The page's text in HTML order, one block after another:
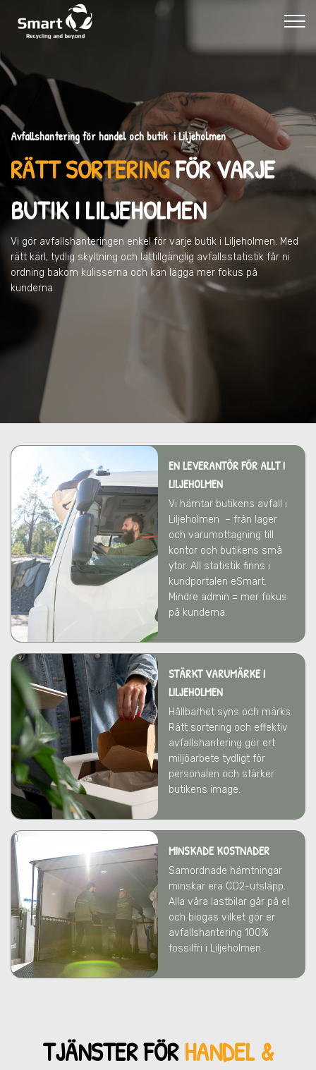
Avfallshantering för handel och butik i Liljeholmen
RÄTT SORTERINGFÖR VARJE
BUTIK I LILJEHOLMEN
Vi gör avfallshanteringen enkel för varje butik i Liljeholmen. Med
rätt kärl, tydlig skyltning och lättillgänglig avfallsstatistik får ni
ordning bakom kulisserna och kan lägga mer fokus på
kunderna.
EN LEVERANTÖR FÖR ALLTI
LILJEHOLMEN
Vi hämtar butikens avfall i
Liljeholmen – från lager
och varumottagning till
kontor och butikens små
ytor. All statistik finns i
kundportalen eSmart.
Mindre admin = mer fokus
på kunderna.
STÄRKT VARUMÄRKEI
LILJEHOLMEN
Hållbarhet syns och märks.
Rätt sortering och effektiv
avfallshantering gör ert
miljöarbete tydligt för
personalen och stärker
butikens image.
MINSKADE KOSTNADER
Samordnade hämtningar
minskar era CO2-utsläpp.
Alla våra lastbilar går på el
och biogas vilket gör er
avfallshantering 100%
fossilfri i Liljeholmen .
TJÄNSTER FÖRHANDEL &